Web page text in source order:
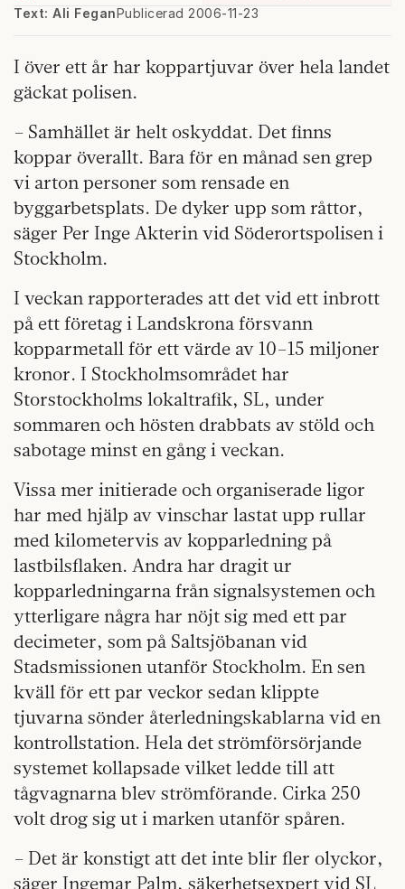
Text: Ali FeganPublicerad 2006-11-23
I över ett år har koppartjuvar över hela landet
gäckat polisen.
– Samhället är helt oskyddat. Det finns
koppar överallt. Bara för en månad sen grep
vi arton personer som rensade en
byggarbetsplats. De dyker upp som råttor,
säger Per Inge Akterin vid Söderortspolisen i
Stockholm.
I veckan rapporterades att det vid ett inbrott
på ett företag i Landskrona försvann
kopparmetall för ett värde av 10–15 miljoner
kronor. I Stockholmsområdet har
Storstockholms lokaltrafik, SL, under
sommaren och hösten drabbats av stöld och
sabotage minst en gång i veckan.
Vissa mer initierade och organiserade ligor
har med hjälp av vinschar lastat upp rullar
med kilometervis av kopparledning på
lastbilsflaken. Andra har dragit ur
kopparledningarna från signalsystemen och
ytterligare några har nöjt sig med ett par
decimeter, som på Saltsjöbanan vid
Stadsmissionen utanför Stockholm. En sen
kväll för ett par veckor sedan klippte
tjuvarna sönder återledningskablarna vid en
kontrollstation. Hela det strömförsörjande
systemet kollapsade vilket ledde till att
tågvagnarna blev strömförande. Cirka 250
volt drog sig ut i marken utanför spåren.
– Det är konstigt att det inte blir fler olyckor,
säger Ingemar Palm, säkerhetsexpert vid SL